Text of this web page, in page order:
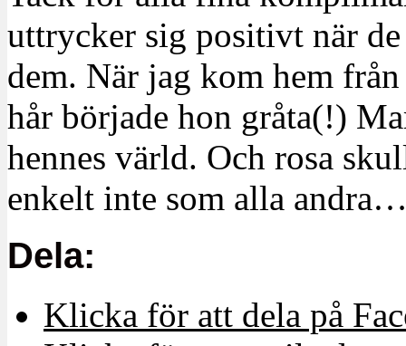
uttrycker sig positivt när
dem. När jag kom hem
hår började hon gråta(!)
hennes värld. Och rosa
enkelt inte som alla
Dela:
Klicka för att dela på